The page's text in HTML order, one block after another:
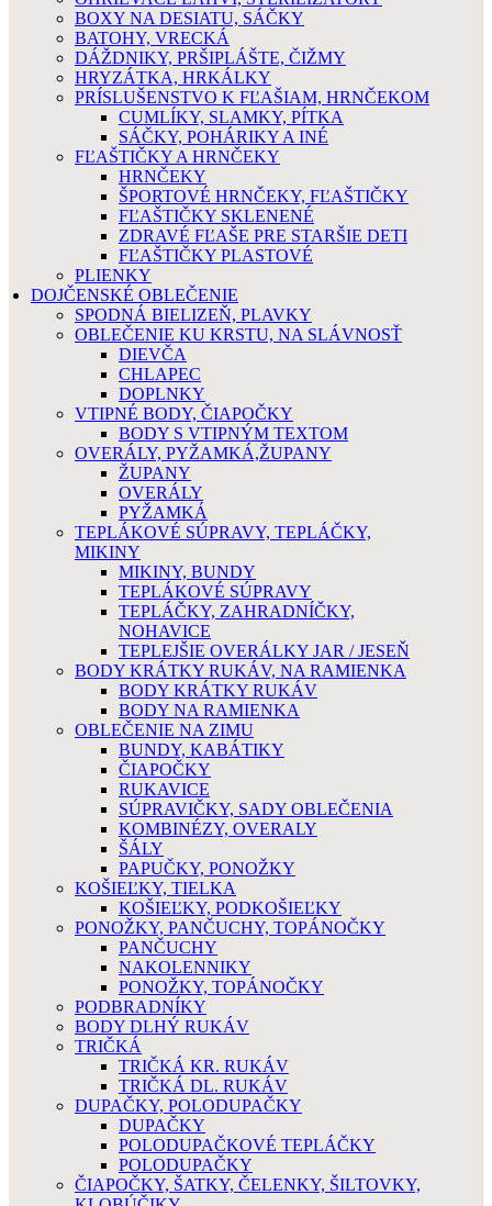
BOXY NA DESIATU, SÁČKY
BATOHY, VRECKÁ
DÁŽDNIKY, PRŠIPLÁŠTE, ČIŽMY
HRYZÁTKA, HRKÁLKY
PRÍSLUŠENSTVO K FĽAŠIAM, HRNČEKOM
CUMLÍKY, SLAMKY, PÍTKA
SÁČKY, POHÁRIKY A INÉ
FĽAŠTIČKY A HRNČEKY
HRNČEKY
ŠPORTOVÉ HRNČEKY, FĽAŠTIČKY
FĽAŠTIČKY SKLENENÉ
ZDRAVÉ FĽAŠE PRE STARŠIE DETI
FĽAŠTIČKY PLASTOVÉ
PLIENKY
DOJČENSKÉ OBLEČENIE
SPODNÁ BIELIZEŇ, PLAVKY
OBLEČENIE KU KRSTU, NA SLÁVNOSŤ
DIEVČA
CHLAPEC
DOPLNKY
VTIPNÉ BODY, ČIAPOČKY
BODY S VTIPNÝM TEXTOM
OVERÁLY, PYŽAMKÁ,ŽUPANY
ŽUPANY
OVERÁLY
PYŽAMKÁ
TEPLÁKOVÉ SÚPRAVY, TEPLÁČKY,
MIKINY
MIKINY, BUNDY
TEPLÁKOVÉ SÚPRAVY
TEPLÁČKY, ZAHRADNÍČKY,
NOHAVICE
TEPLEJŠIE OVERÁLKY JAR / JESEŇ
BODY KRÁTKY RUKÁV, NA RAMIENKA
BODY KRÁTKY RUKÁV
BODY NA RAMIENKA
OBLEČENIE NA ZIMU
BUNDY, KABÁTIKY
ČIAPOČKY
RUKAVICE
SÚPRAVIČKY, SADY OBLEČENIA
KOMBINÉZY, OVERALY
ŠÁLY
PAPUČKY, PONOŽKY
KOŠIEĽKY, TIELKA
KOŠIEĽKY, PODKOŠIEĽKY
PONOŽKY, PANČUCHY, TOPÁNOČKY
PANČUCHY
NAKOLENNIKY
PONOŽKY, TOPÁNOČKY
PODBRADNÍKY
BODY DLHÝ RUKÁV
TRIČKÁ
TRIČKÁ KR. RUKÁV
TRIČKÁ DL. RUKÁV
DUPAČKY, POLODUPAČKY
DUPAČKY
POLODUPAČKOVÉ TEPLÁČKY
POLODUPAČKY
ČIAPOČKY, ŠATKY, ČELENKY, ŠILTOVKY,